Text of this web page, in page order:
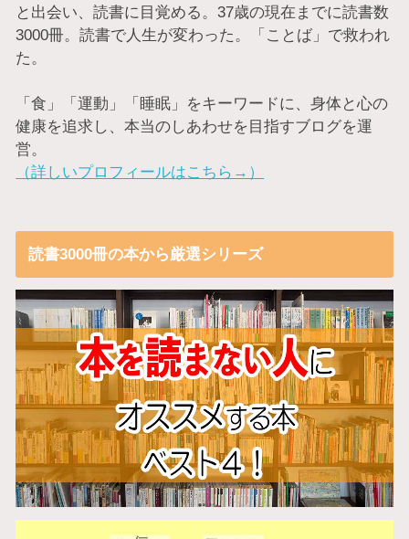
と出会い、読書に目覚める。37歳の現在までに読書数
3000冊。読書で人生が変わった。「ことば」で救われ
た。
「食」「運動」「睡眠」をキーワードに、身体と心の
健康を追求し、本当のしあわせを目指すブログを運
営。
（詳しいプロフィールはこちら→）
読書3000冊の本から厳選シリーズ